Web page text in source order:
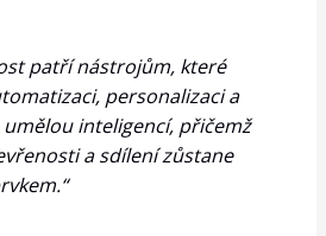
patří nástrojům, které
personalizaci a
inteligencí, přičemž
a sdílení zůstane